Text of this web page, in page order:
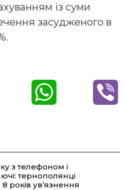
із суми
засудженого в
t
з телефоном і
тернополянці
років ув’язнення